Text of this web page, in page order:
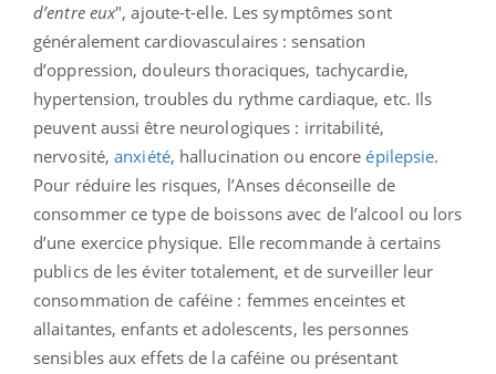
d’entre eux", ajoute-t-elle. Les symptômes sont
généralement cardiovasculaires : sensation
d’oppression, douleurs thoraciques, tachycardie,
hypertension, troubles du rythme cardiaque, etc. Ils
peuvent aussi être neurologiques : irritabilité,
nervosité,anxiété, hallucination ou encoreépilepsie.
Pour réduire les risques, l’Anses déconseille de
consommer ce type de boissons avec de l’alcool ou lors
d’une exercice physique. Elle recommande à certains
publics de les éviter totalement, et de surveiller leur
consommation de caféine : femmes enceintes et
allaitantes, enfants et adolescents, les personnes
sensibles aux effets de la caféine ou présentant